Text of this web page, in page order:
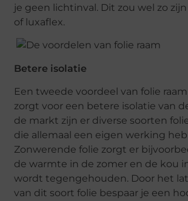
je geen lichtinval. Dit zou wel zo
of luxaflex.
Betere isolatie
Een tweede voordeel van folie
zorgt voor een betere isolatie van
de markt zijn er diverse soorten
die allemaal een eigen werking
Zonwerende folie zorgt er
de warmte in de zomer en de kou
wordt tegengehouden. Door het
van dit soort folie bespaar je een